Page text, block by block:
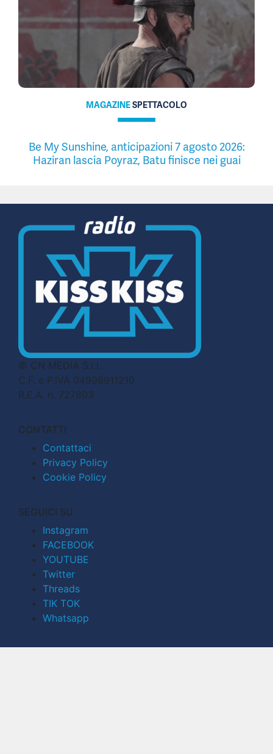
MAGAZINESPETTACOLO
Be My Sunshine, anticipazioni 7 agosto 2026:
Haziran lascia Poyraz, Batu finisce nei guai
© CN MEDIA S.r.l.
C.F. e P.IVA 04998911210
R.E.A. n. 727803
CONTATTI
Contattaci
Privacy Policy
Cookie Policy
SEGUICI SU
Instagram
FACEBOOK
YOUTUBE
Twitter
Threads
TIK TOK
Whatsapp